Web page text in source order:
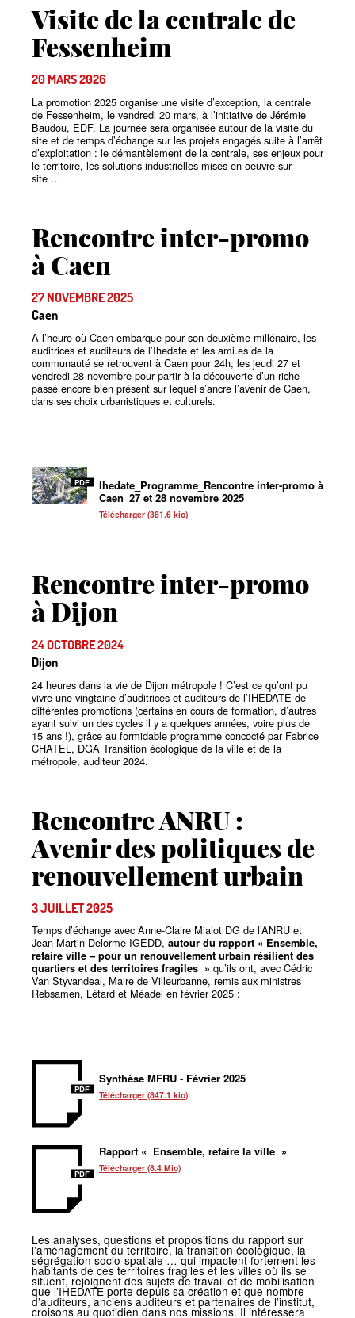
Visite de la centrale de
Fessenheim
20 MARS 2026
La promotion 2025 organise une visite d’exception, la centrale
de Fessenheim, le vendredi 20 mars, à l’initiative de Jérémie
Baudou, EDF. La journée sera organisée autour de la visite du
site et de temps d’échange sur les projets engagés suite à l’arrêt
d’exploitation : le démantèlement de la centrale, ses enjeux pour
le territoire, les solutions industrielles mises en oeuvre sur
site …
Rencontre inter-promo
à Caen
27 NOVEMBRE 2025
Caen
A l’heure où Caen embarque pour son deuxième millénaire, les
auditrices et auditeurs de l’Ihedate et les ami.es de la
communauté se retrouvent à Caen pour 24h, les jeudi 27 et
vendredi 28 novembre pour partir à la découverte d’un riche
passé encore bien présent sur lequel s’ancre l’avenir de Caen,
dans ses choix urbanistiques et culturels.
PDF
Ihedate_Programme_Rencontre inter-promo à
Caen_27 et 28 novembre 2025
Télécharger (381.6 kio)
Rencontre inter-promo
à Dijon
24 OCTOBRE 2024
Dijon
24 heures dans la vie de Dijon métropole ! C’est ce qu’ont pu
vivre une vingtaine d’auditrices et auditeurs de l’IHEDATE de
différentes promotions (certains en cours de formation, d’autres
ayant suivi un des cycles il y a quelques années, voire plus de
15 ans !), grâce au formidable programme concocté par Fabrice
CHATEL, DGA Transition écologique de la ville et de la
métropole, auditeur 2024.
Rencontre ANRU :
Avenir des politiques de
renouvellement urbain
3 JUILLET 2025
Temps d’échange avec Anne-Claire Mialot DG de l’ANRU et
Jean-Martin Delorme IGEDD, autour du rapport « Ensemble,
refaire ville – pour un renouvellement urbain résilient des
quartiers et des territoires fragiles » qu’ils ont, avec Cédric
Van Styvandeal, Maire de Villeurbanne, remis aux ministres
Rebsamen, Létard et Méadel en février 2025 :
PDF
Synthèse MFRU - Février 2025
Télécharger (847.1 kio)
PDF
Rapport « Ensemble, refaire la ville »
Télécharger (8.4 Mio)
Les analyses, questions et propositions du rapport sur
l’aménagement du territoire, la transition écologique, la
ségrégation socio-spatiale … qui impactent fortement les
habitants de ces territoires fragiles et les villes où ils se
situent, rejoignent des sujets de travail et de mobilisation
que l’IHEDATE porte depuis sa création et que nombre
d’auditeurs, anciens auditeurs et partenaires de l’institut,
croisons au quotidien dans nos missions. Il intéressera